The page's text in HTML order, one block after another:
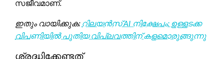
സജീവമാണ്.
ഇതും വായിക്കുക: റിലയൻസ് AI നിക്ഷേപം: ഉള്ളടക്ക
വിപണിയിൽ പുതിയ വിപ്ലവത്തിന് കളമൊരുങ്ങുന്നു
ശ്രദ്ധിക്കേണ്ടത്